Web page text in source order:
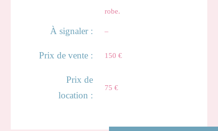
robe.
À signaler : –
Prix de vente : 150 €
Prix de
location :
75 €